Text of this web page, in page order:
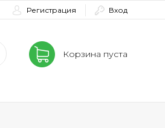
Регистрация Вход
Корзина пуста